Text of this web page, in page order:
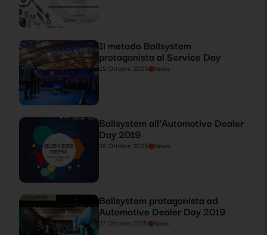
Il metodo Ballsystem
protagonista al Service Day
25 Ottobre 2025 News
Ballsystem all’Automotive Dealer
Day 2019
26 Ottobre 2025 News
Ballsystem protagonista ad
Automotive Dealer Day 2019
27 Ottobre 2025 News